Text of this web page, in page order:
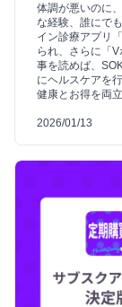
体調が悪いのに
な経験、誰にで
イン診療アプリ
られ、さらに「
事を読めば、
にヘルスケアを
健康とお得を両
2026/01/13